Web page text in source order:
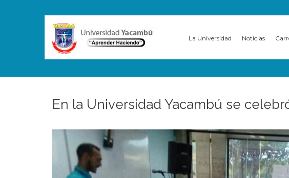
La Universidad Noticias
En la Universidad Yacambú se